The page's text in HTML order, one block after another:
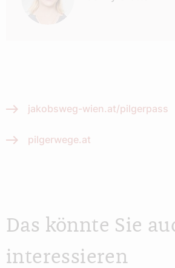
jakobsweg-wien.at/pilgerpass
pilgerwege.at
Das könnte Sie
interessieren